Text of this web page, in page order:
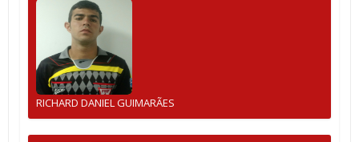
RICHARD DANIEL GUIMARÃES